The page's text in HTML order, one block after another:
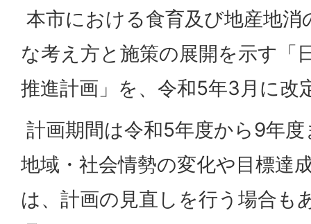
本市における食育及び地産地
な考え方と施策の展開を示す「
推進計画」を、令和5年3月に改
計画期間は令和5年度から9年
地域・社会情勢の変化や目標達
は、計画の見直しを行う場合も